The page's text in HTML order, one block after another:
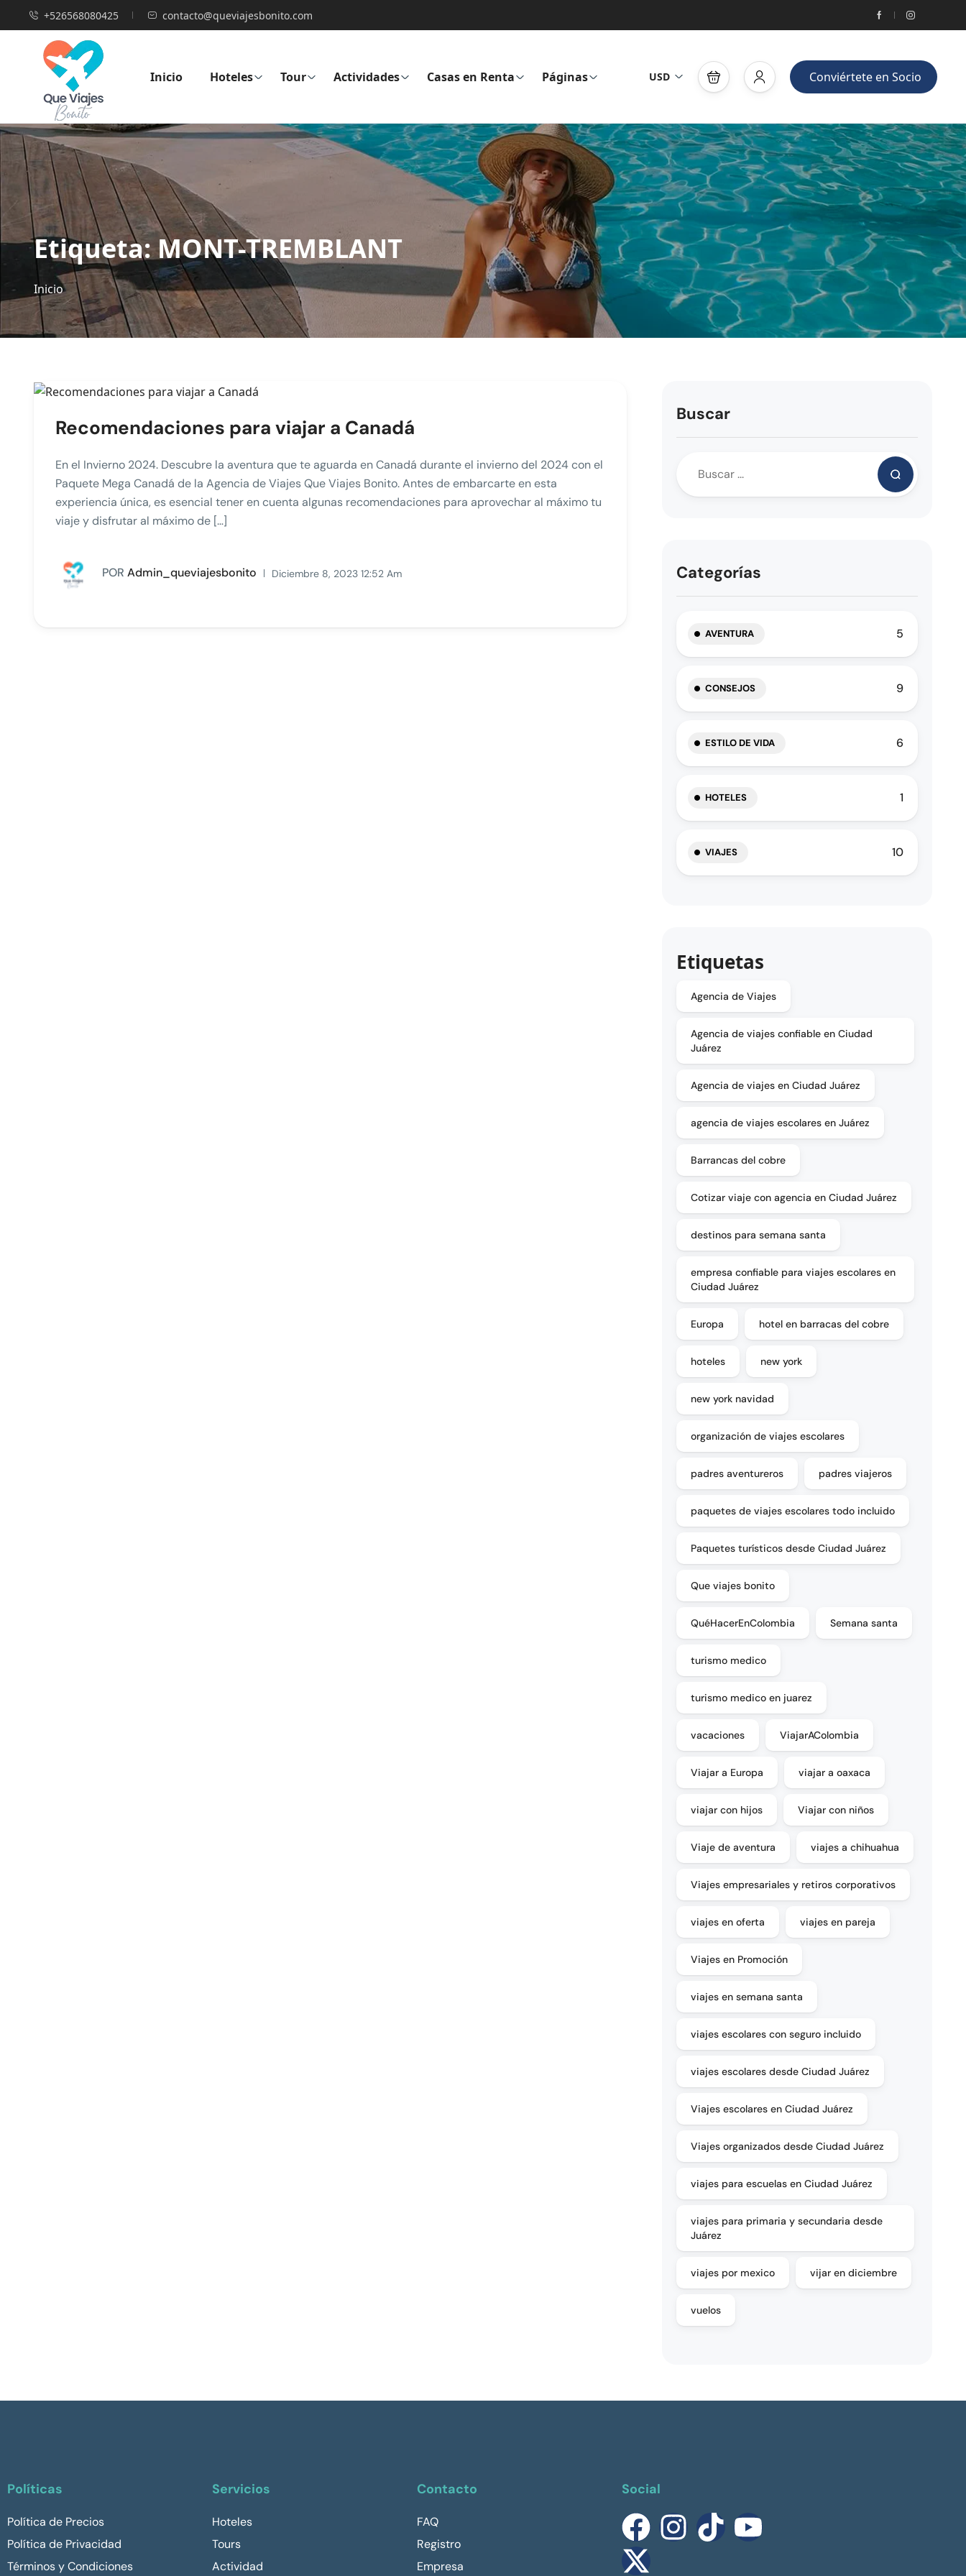
+526568080425 contacto@queviajesbonito.com
Inicio Hoteles Tour Actividades Casas en Renta Páginas USD Conviértete en Socio
Etiqueta:MONT-TREMBLANT
Inicio
Recomendaciones para viajar a Canadá
En el Invierno 2024. Descubre la aventura que te aguarda en Canadá durante el invierno del 2024 con el
Paquete Mega Canadá de la Agencia de Viajes Que Viajes Bonito. Antes de embarcarte en esta
experiencia única, es esencial tener en cuenta algunas recomendaciones para aprovechar al máximo tu
viaje y disfrutar al máximo de […]
POR Admin_queviajesbonito Diciembre 8, 2023 12:52 Am
Buscar
Categorías
AVENTURA 5
CONSEJOS 9
ESTILO DE VIDA 6
HOTELES 1
VIAJES 10
Etiquetas
Agencia de Viajes
Agencia de viajes confiable en Ciudad
Juárez
Agencia de viajes en Ciudad Juárez
agencia de viajes escolares en Juárez
Barrancas del cobre
Cotizar viaje con agencia en Ciudad Juárez
destinos para semana santa
empresa confiable para viajes escolares en
Ciudad Juárez
Europa hotel en barracas del cobre
hoteles new york
new york navidad
organización de viajes escolares
padres aventureros padres viajeros
paquetes de viajes escolares todo incluido
Paquetes turísticos desde Ciudad Juárez
Que viajes bonito
QuéHacerEnColombia Semana santa
turismo medico
turismo medico en juarez
vacaciones ViajarAColombia
Viajar a Europa viajar a oaxaca
viajar con hijos Viajar con niños
Viaje de aventura viajes a chihuahua
Viajes empresariales y retiros corporativos
viajes en oferta viajes en pareja
Viajes en Promoción
viajes en semana santa
viajes escolares con seguro incluido
viajes escolares desde Ciudad Juárez
Viajes escolares en Ciudad Juárez
Viajes organizados desde Ciudad Juárez
viajes para escuelas en Ciudad Juárez
viajes para primaria y secundaria desde
Juárez
viajes por mexico vijar en diciembre
vuelos
Políticas
Política de Precios
Política de Privacidad
Términos y Condiciones
Servicios
Hoteles
Tours
Actividad
Contacto
FAQ
Registro
Empresa
Social